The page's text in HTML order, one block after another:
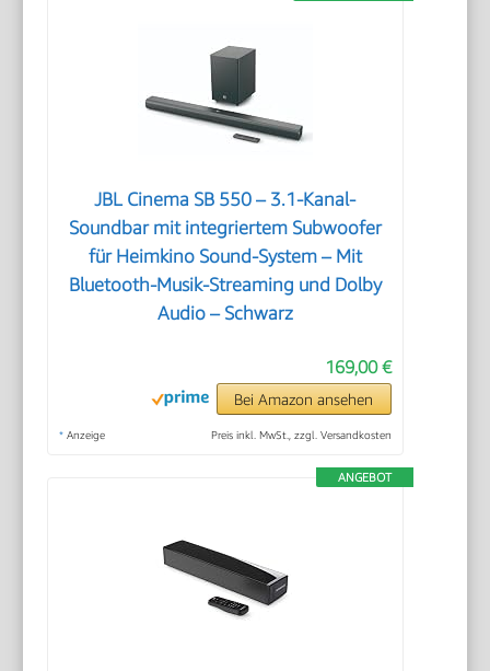
JBL Cinema SB 550 – 3.1-Kanal-
Soundbar mit integriertem Subwoofer
für Heimkino Sound-System – Mit
Bluetooth-Musik-Streaming und Dolby
Audio – Schwarz
169,00 €
Bei Amazon ansehen
* Anzeige Preis inkl. MwSt., zzgl. Versandkosten
ANGEBOT